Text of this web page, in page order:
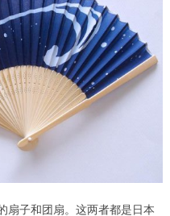
扇子和团扇。这两者都是日本